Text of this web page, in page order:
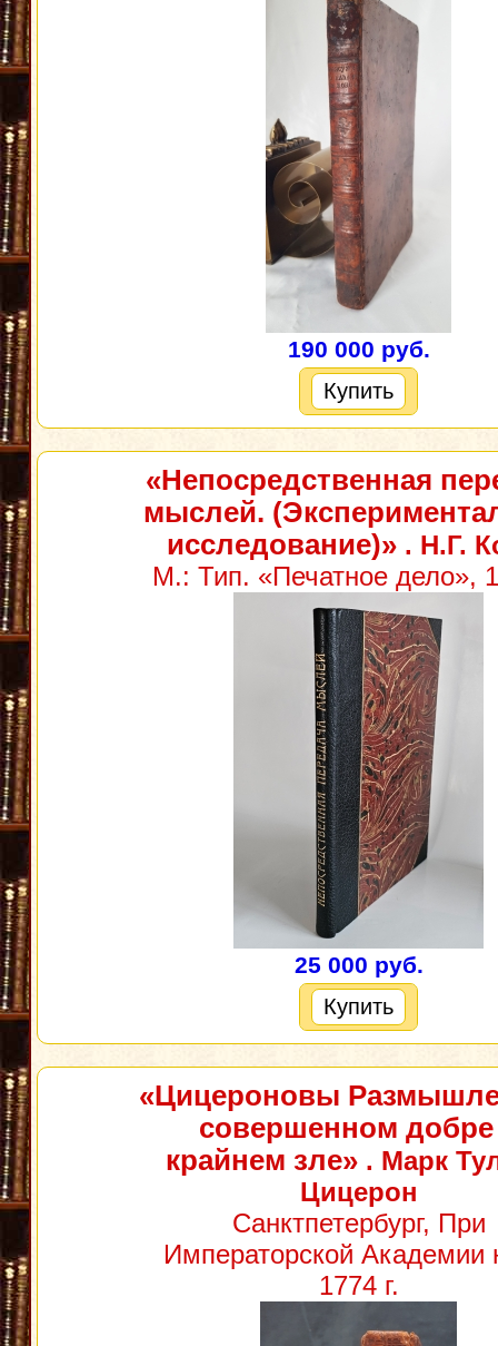
190 000 руб.
Купить
«Непосредственная
мыслей.
исследование)» . Н.Г.
М.: Тип. «Печатное дело»,
25 000 руб.
Купить
«Цицероновы
совершенном
крайнем зле». Марк
Цицерон
Санктпетербург, При
Императорской Академии
1774 г.